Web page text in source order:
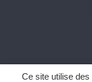
Ce site utilise